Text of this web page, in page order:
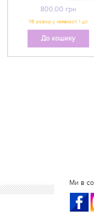
800,00 грн
До кошику
Ми в